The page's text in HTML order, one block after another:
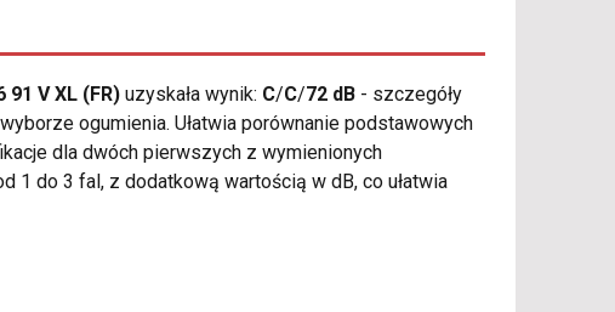
V XL (FR) uzyskała wynik: C/C/72 dB - szczegóły
ogumienia. Ułatwia porównanie podstawowych
dla dwóch pierwszych z wymienionych
1 do 3 fal, z dodatkową wartością w dB, co ułatwia